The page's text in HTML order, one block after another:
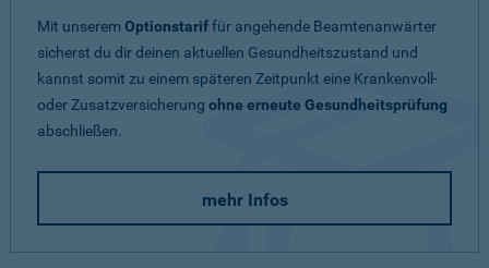
Mit unseremOptionstariffür angehende Beamtenanwärter
sicherst du dir deinen aktuellen Gesundheitszustand und
kannst somit zu einem späteren Zeitpunkt eine Krankenvoll-
oder Zusatzversicherung ohne erneute Gesundheitsprüfung
abschließen.
mehr Infos